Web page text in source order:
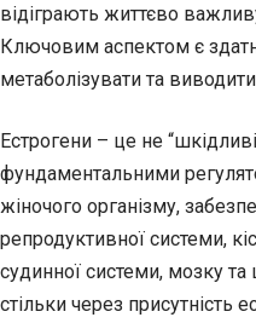
відіграють життєво
Ключовим аспектом є
метаболізувати та
Естрогени – це не
фундаментальними
жіночого організму,
репродуктивної системи,
судинної системи, мозку
стільки через присутність